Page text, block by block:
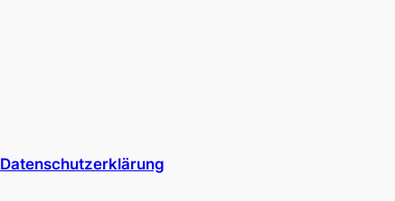
Datenschutzerklärung